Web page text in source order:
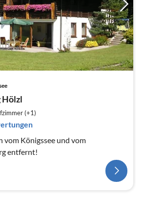
Hölzl
(+1)
vom Königssee und vom
entfernt!